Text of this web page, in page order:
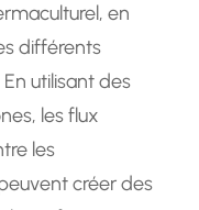
en
différents
utilisant des
les flux
les
créer des